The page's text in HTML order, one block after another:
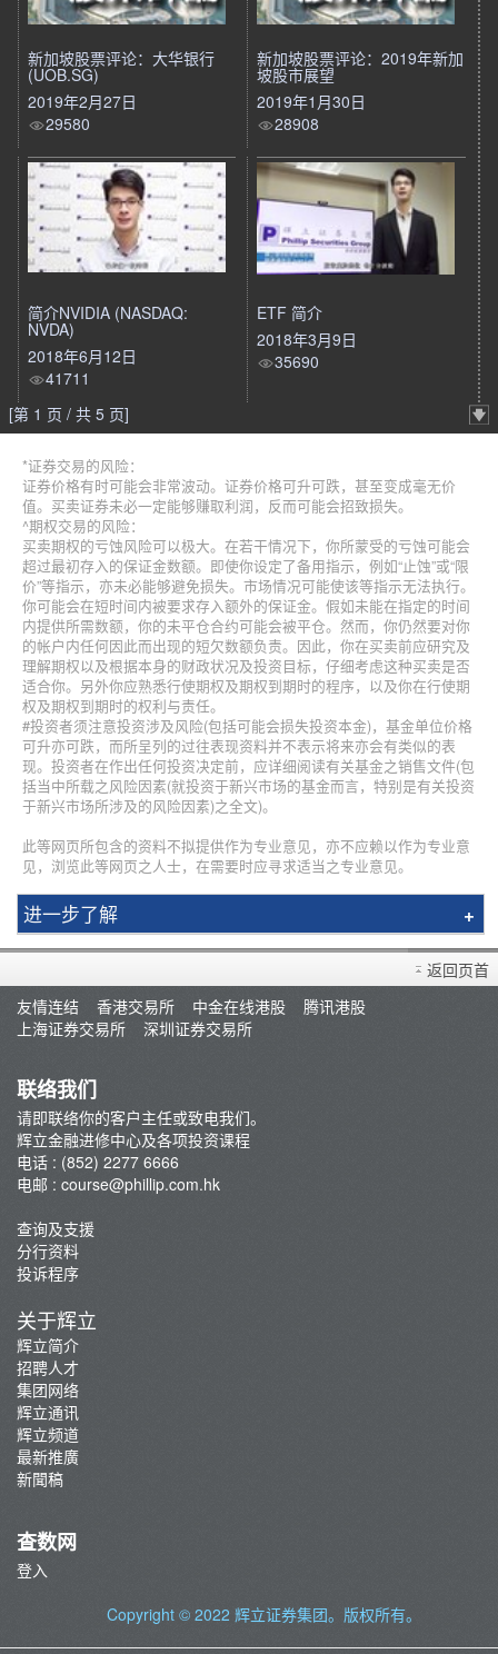
新加坡股票评论：大华银行
(UOB.SG)
2019年2月27日
29580
新加坡股票评论：2019年新加
坡股市展望
2019年1月30日
28908
简介NVIDIA (NASDAQ:
NVDA)
2018年6月12日
41711
ETF 简介
2018年3月9日
35690
[第 1 页 / 共 5 页]
*证券交易的风险：
证券价格有时可能会非常波动。证券价格可升可跌，甚至变成毫无价
值。买卖证券未必一定能够赚取利润，反而可能会招致损失。
^期权交易的风险：
买卖期权的亏蚀风险可以极大。在若干情况下，你所蒙受的亏蚀可能会
超过最初存入的保证金数额。即使你设定了备用指示，例如“止蚀”或“限
价”等指示，亦未必能够避免损失。市场情况可能使该等指示无法执行。
你可能会在短时间内被要求存入额外的保证金。假如未能在指定的时间
内提供所需数额，你的未平仓合约可能会被平仓。然而，你仍然要对你
的帐户内任何因此而出现的短欠数额负责。因此，你在买卖前应研究及
理解期权以及根据本身的财政状况及投资目标，仔细考虑这种买卖是否
适合你。另外你应熟悉行使期权及期权到期时的程序，以及你在行使期
权及期权到期时的权利与责任。
#投资者须注意投资涉及风险(包括可能会损失投资本金)，基金单位价格
可升亦可跌，而所呈列的过往表现资料并不表示将来亦会有类似的表
现。投资者在作出任何投资决定前，应详细阅读有关基金之销售文件(包
括当中所载之风险因素(就投资于新兴市场的基金而言，特别是有关投资
于新兴市场所涉及的风险因素)之全文)。
此等网页所包含的资料不拟提供作为专业意见，亦不应赖以作为专业意
见，浏览此等网页之人士，在需要时应寻求适当之专业意见。
进一步了解
简介
辉立课程
讲师
返回页首
友情连结
香港交易所 中金在线港股
腾讯港股
上海证券交易所
深圳证券交易所
联络我们
请即联络你的客户主任或致电我们。
辉立金融进修中心及各项投资课程
电话 : (852) 2277 6666
电邮 : course@phillip.com.hk
查询及支援
分行资料
投诉程序
关于辉立
辉立简介
招聘人才
集团网络
辉立通讯
辉立频道
最新推廣
新聞稿
查数网
登入
Copyright © 2022 辉立证券集团。版权所有。